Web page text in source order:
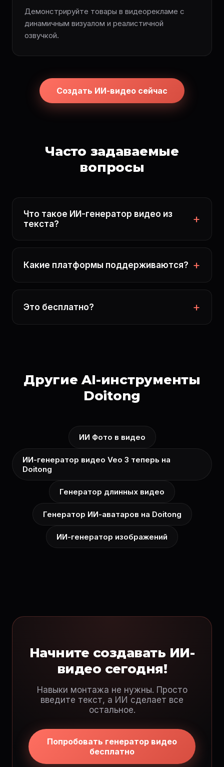
Демонстрируйте товары в видеорекламе с
динамичным визуалом и реалистичной
озвучкой.
Создать ИИ-видео сейчас
Часто задаваемые
вопросы
Что такое ИИ-генератор видео из
текста?
Какие платформы поддерживаются?
Это бесплатно?
Другие AI-инструменты
Doitong
ИИ Фото в видео
ИИ-генератор видео Veo 3 теперь на
Doitong
Генератор длинных видео
Генератор ИИ-аватаров на Doitong
ИИ-генератор изображений
Начните создавать ИИ-
видео сегодня!
Навыки монтажа не нужны. Просто
введите текст, а ИИ сделает все
остальное.
Попробовать генератор видео
бесплатно